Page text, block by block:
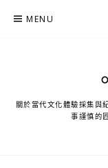
MENU
關於當代文化體驗採集與
事謹慎的